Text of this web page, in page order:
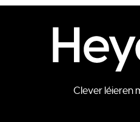
Clever léieren